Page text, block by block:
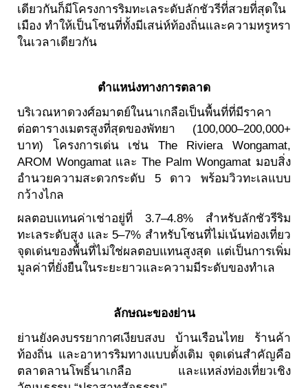
เดียวกันก็มีโครงการริมทะเลระดับลักชัวรีที่สวยที่สุดใน
เมือง ทำให้เป็นโซนที่ทั้งมีเสน่ห์ท้องถิ่นและความหรูหรา
ในเวลาเดียวกัน
ตำแหน่งทางการตลาด
บริเวณหาดวงศ์อมาตย์ในนาเกลือเป็นพื้นที่ที่มีราคา
ต่อตารางเมตรสูงที่สุดของพัทยา (100,000–200,000+
บาท) โครงการเด่น เช่น The Riviera Wongamat,
AROM Wongamat และ The Palm Wongamat มอบสิ่ง
อำนวยความสะดวกระดับ 5 ดาว พร้อมวิวทะเลแบบ
กว้างไกล
ผลตอบแทนค่าเช่าอยู่ที่ 3.7–4.8% สำหรับลักชัวรีริม
ทะเลระดับสูง และ 5–7% สำหรับโซนที่ไม่เน้นท่องเที่ยว
จุดเด่นของพื้นที่ไม่ใช่ผลตอบแทนสูงสุด แต่เป็นการเพิ่ม
มูลค่าที่ยั่งยืนในระยะยาวและความมีระดับของทำเล
ลักษณะของย่าน
ย่านยังคงบรรยากาศเงียบสงบ บ้านเรือนไทย ร้านค้า
ท้องถิ่น และอาหารริมทางแบบดั้งเดิม จุดเด่นสำคัญคือ
ตลาดลานโพธิ์นาเกลือ และแหล่งท่องเที่ยวเชิง